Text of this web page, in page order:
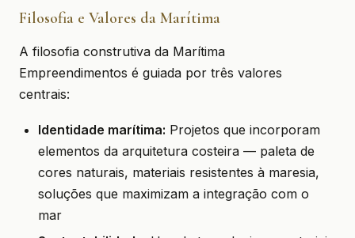
Filosofia e Valores da Marítima
A filosofia construtiva da Marítima
Empreendimentos é guiada por três valores
centrais:
Identidade marítima: Projetos que incorporam
elementos da arquitetura costeira — paleta de
cores naturais, materiais resistentes à maresia,
soluções que maximizam a integração com o
mar